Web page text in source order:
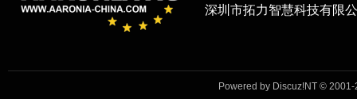
深圳市拓力智慧科技有限
Powered by Discuz!NT ©